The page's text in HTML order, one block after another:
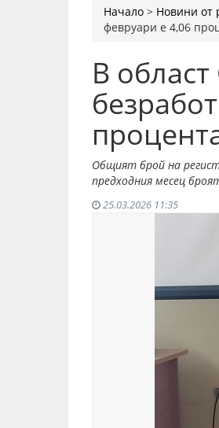
Начало > Новини от
февруари е 4,06
В
Общият брой на
предходния месец
25.03.2026 11:35